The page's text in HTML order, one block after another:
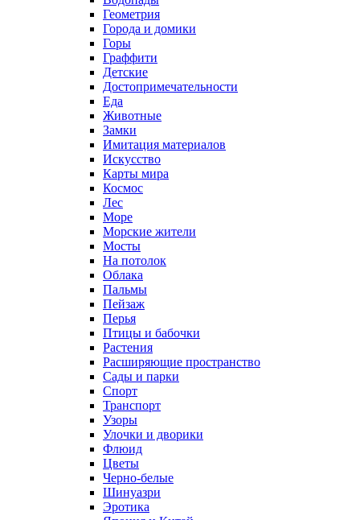
Геометрия
Города и домики
Горы
Граффити
Детские
Достопримечательности
Еда
Животные
Замки
Имитация материалов
Искусство
Карты мира
Космос
Лес
Море
Морские жители
Мосты
На потолок
Облака
Пальмы
Пейзаж
Перья
Птицы и бабочки
Растения
Расширяющие пространство
Сады и парки
Спорт
Транспорт
Узоры
Улочки и дворики
Флюид
Цветы
Черно-белые
Шинуазри
Эротика